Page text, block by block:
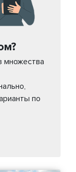
множества
по